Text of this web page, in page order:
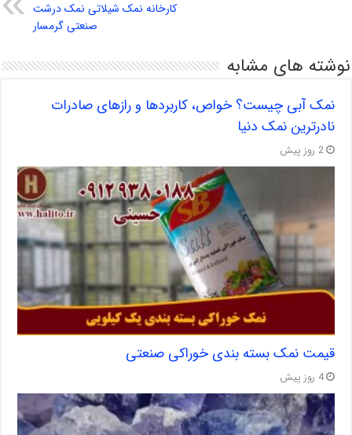
کارخانه نمک شیلاتی نمک درشت
صنعتی گرمسار
نوشته های مشابه
نمک آبی چیست؟ خواص، کاربردها و رازهای صادرات
نادرترین نمک دنیا
2 روز پیش
قیمت نمک بسته بندی خوراکی صنعتی
4 روز پیش